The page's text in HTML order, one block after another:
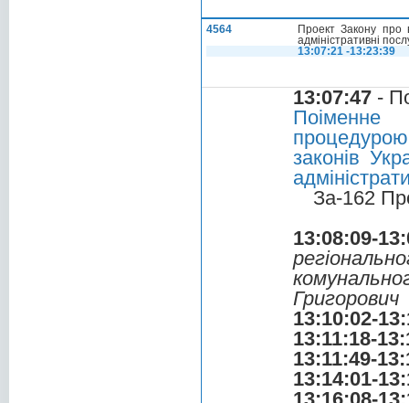
4564
Проект Закону про
адміністративні
13:07:21 -13:23:39
13:07:47 -
Поіменне
законів
За-162
13:08:09-
Григорович
13:10:02-
13:11:18-
13:11:49-
13:14:01-